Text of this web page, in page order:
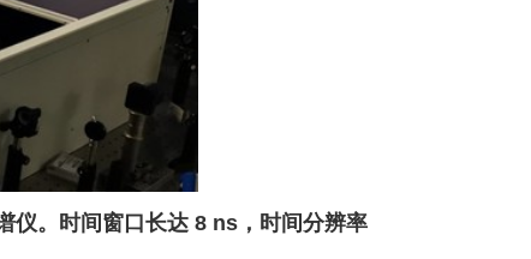
仪。时间窗口长达 8 ns，时间分辨率